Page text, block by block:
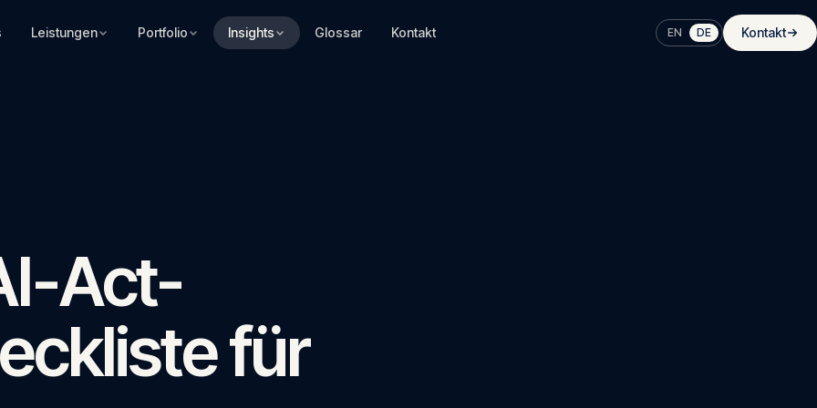
Leistungen Portfolio Insights Glossar Kontakt EN DE Kontakt
Act-
für